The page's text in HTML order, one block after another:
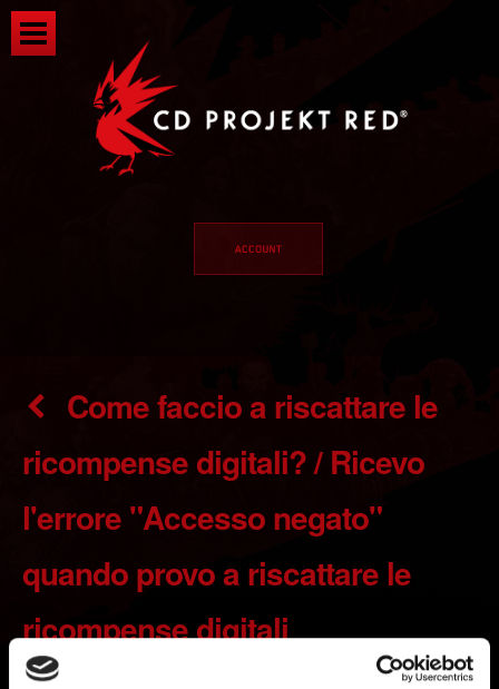
Come faccio a riscattare le
ricompense digitali? / Ricevo
l'errore "Accesso negato"
quando provo a riscattare le
ricompense digitali